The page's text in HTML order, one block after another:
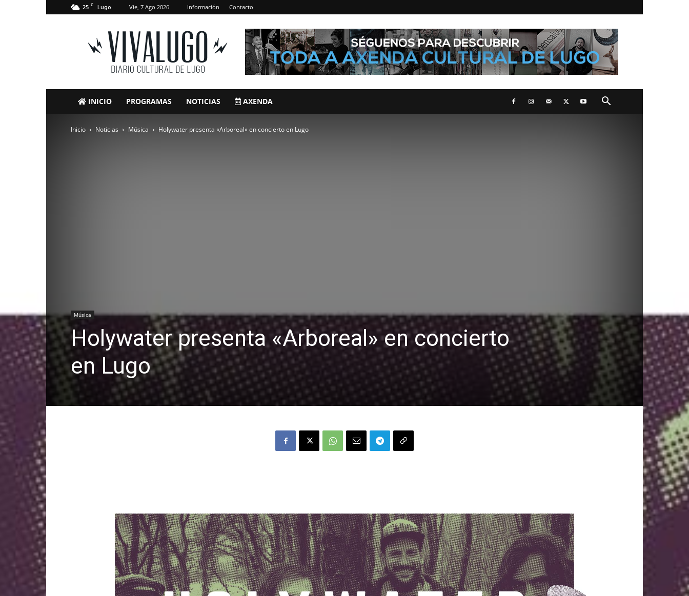
25 C Lugo Vie, 7 Ago 2026 Información Contacto
VivaLugo
INICIO PROGRAMAS NOTICIAS AXENDA
Inicio Noticias Música Holywater presenta «Arboreal» en concierto en Lugo
Música
Holywater presenta «Arboreal» en concierto
en Lugo